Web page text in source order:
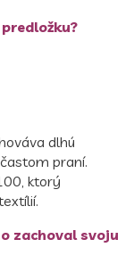
dlhú
praní.
ktorý
zachoval svoju